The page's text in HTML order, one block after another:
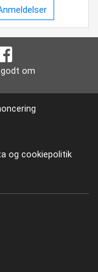
om
og cookiepolitik